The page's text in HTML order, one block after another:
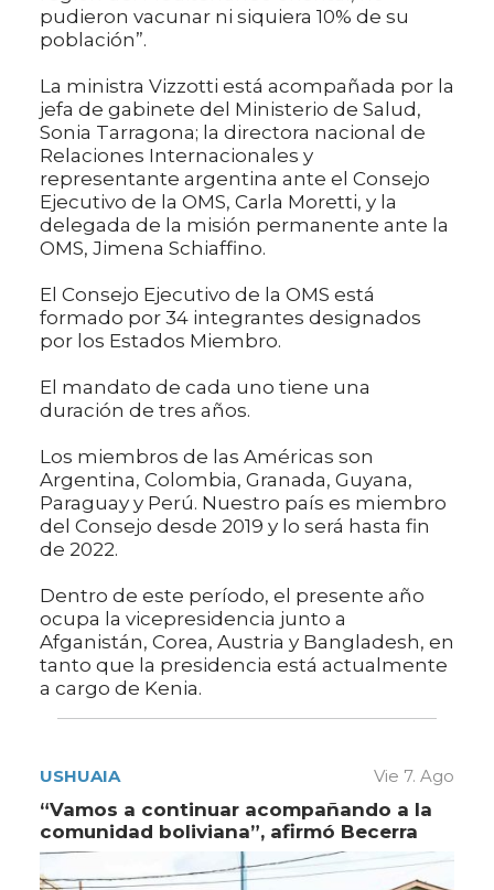
pudieron vacunar ni siquiera 10% de su
población”.
La ministra Vizzotti está acompañada por la
jefa de gabinete del Ministerio de Salud,
Sonia Tarragona; la directora nacional de
Relaciones Internacionales y
representante argentina ante el Consejo
Ejecutivo de la OMS, Carla Moretti, y la
delegada de la misión permanente ante la
OMS, Jimena Schiaffino.
El Consejo Ejecutivo de la OMS está
formado por 34 integrantes designados
por los Estados Miembro.
El mandato de cada uno tiene una
duración de tres años.
Los miembros de las Américas son
Argentina, Colombia, Granada, Guyana,
Paraguay y Perú. Nuestro país es miembro
del Consejo desde 2019 y lo será hasta fin
de 2022.
Dentro de este período, el presente año
ocupa la vicepresidencia junto a
Afganistán, Corea, Austria y Bangladesh, en
tanto que la presidencia está actualmente
a cargo de Kenia.
USHUAIA Vie 7. Ago
“Vamos a continuar acompañando a la
comunidad boliviana”, afirmó Becerra